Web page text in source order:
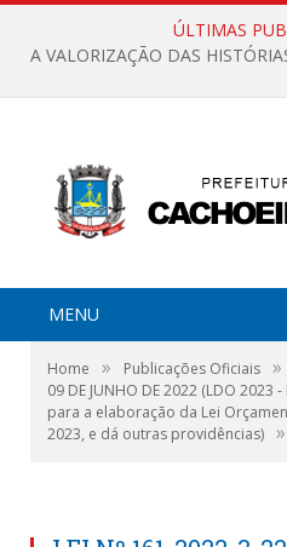
ÚLTIMAS
MENU
Home » Publicações Oficiais »
09 DE JUNHO DE 2022 (LDO
para a elaboração da Lei
2023, e dá outras providências) »